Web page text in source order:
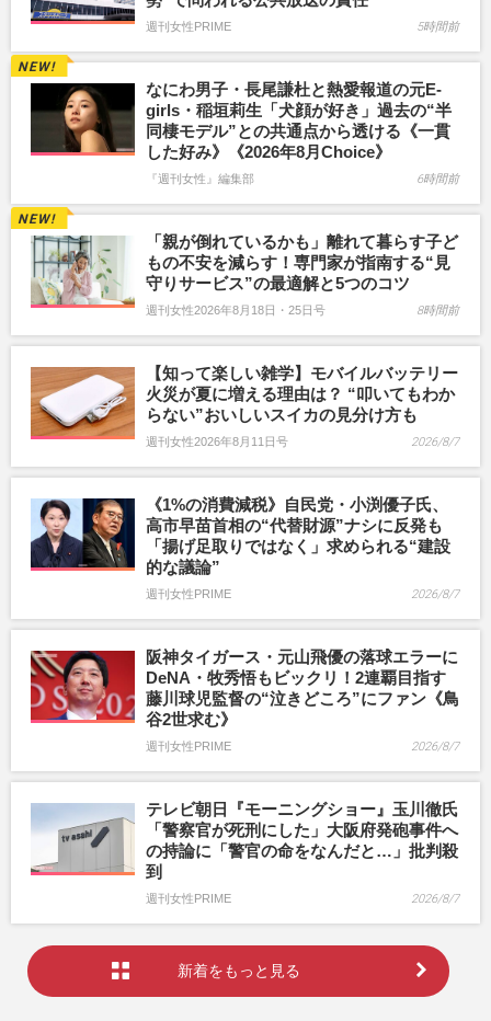
週刊女性PRIME 5時間前
なにわ男子・長尾謙杜と熱愛報道の元E-
girls・稲垣莉生「犬顔が好き」過去の“半
同棲モデル”との共通点から透ける《一貫
した好み》《2026年8月Choice》
『週刊女性』編集部 6時間前
「親が倒れているかも」離れて暮らす子ど
もの不安を減らす！専門家が指南する“見
守りサービス”の最適解と5つのコツ
週刊女性2026年8月18日・25日号 8時間前
【知って楽しい雑学】モバイルバッテリー
火災が夏に増える理由は？ “叩いてもわか
らない”おいしいスイカの見分け方も
週刊女性2026年8月11日号 2026/8/7
《1%の消費減税》自民党・小渕優子氏、
高市早苗首相の“代替財源”ナシに反発も
「揚げ足取りではなく」求められる“建設
的な議論”
週刊女性PRIME 2026/8/7
阪神タイガース・元山飛優の落球エラーに
DeNA・牧秀悟もビックリ！2連覇目指す
藤川球児監督の“泣きどころ”にファン《鳥
谷2世求む》
週刊女性PRIME 2026/8/7
テレビ朝日『モーニングショー』玉川徹氏
「警察官が死刑にした」大阪府発砲事件へ
の持論に「警官の命をなんだと…」批判殺
到
週刊女性PRIME 2026/8/7
新着をもっと見る